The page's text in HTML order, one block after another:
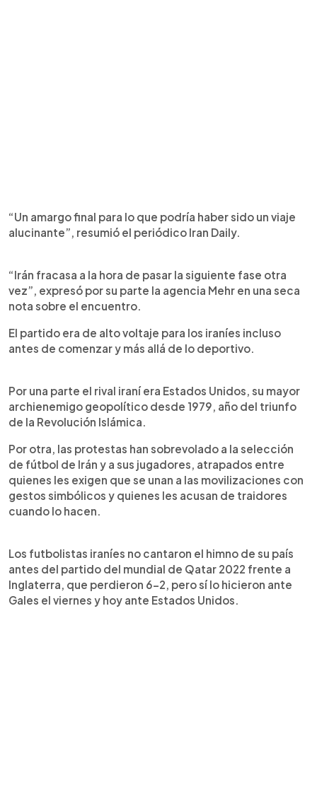
“Un amargo final para lo que podría haber sido un viaje
alucinante”, resumió el periódico Iran Daily.
“Irán fracasa a la hora de pasar la siguiente fase otra
vez”, expresó por su parte la agencia Mehr en una seca
nota sobre el encuentro.
El partido era de alto voltaje para los iraníes incluso
antes de comenzar y más allá de lo deportivo.
Por una parte el rival iraní era Estados Unidos, su mayor
archienemigo geopolítico desde 1979, año del triunfo
de la Revolución Islámica.
Por otra, las protestas han sobrevolado a la selección
de fútbol de Irán y a sus jugadores, atrapados entre
quienes les exigen que se unan a las movilizaciones con
gestos simbólicos y quienes les acusan de traidores
cuando lo hacen.
Los futbolistas iraníes no cantaron el himno de su país
antes del partido del mundial de Qatar 2022 frente a
Inglaterra, que perdieron 6-2, pero sí lo hicieron ante
Gales el viernes y hoy ante Estados Unidos.